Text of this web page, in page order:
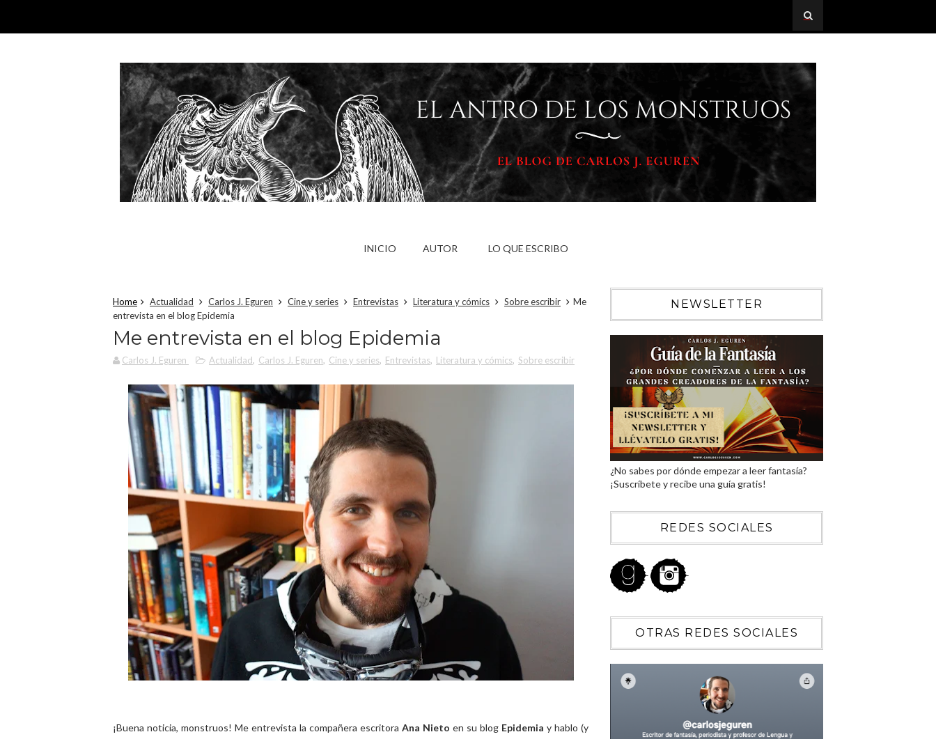
INICIO AUTOR LO QUE ESCRIBO
Home Actualidad Carlos J. Eguren Cine y series Entrevistas Literatura y cómics Sobre escribir
Me
entrevista en el blog Epidemia
Me entrevista en el blog Epidemia
Carlos J. Eguren Actualidad, Carlos J. Eguren, Cine y series, Entrevistas, Literatura y cómics, Sobre escribir
¡Buena noticia, monstruos! Me entrevista la compañera escritoraAna Nieto en su blog Epidemia y hablo (y
NEWSLETTER
¿No sabes por dónde empezar a leer fantasía?
¡Suscríbete y recibe una guía gratis!
REDES SOCIALES
OTRAS REDES SOCIALES